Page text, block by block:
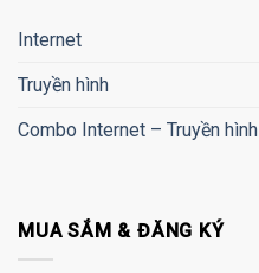
Internet
Truyền hình
Combo Internet – Truyền hình
MUA SẮM & ĐĂNG KÝ